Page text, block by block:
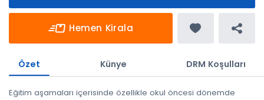
Hemen Kirala
Özet Künye DRM Koşulları
Eğitim aşamaları içerisinde özellikle okul öncesi dönemde